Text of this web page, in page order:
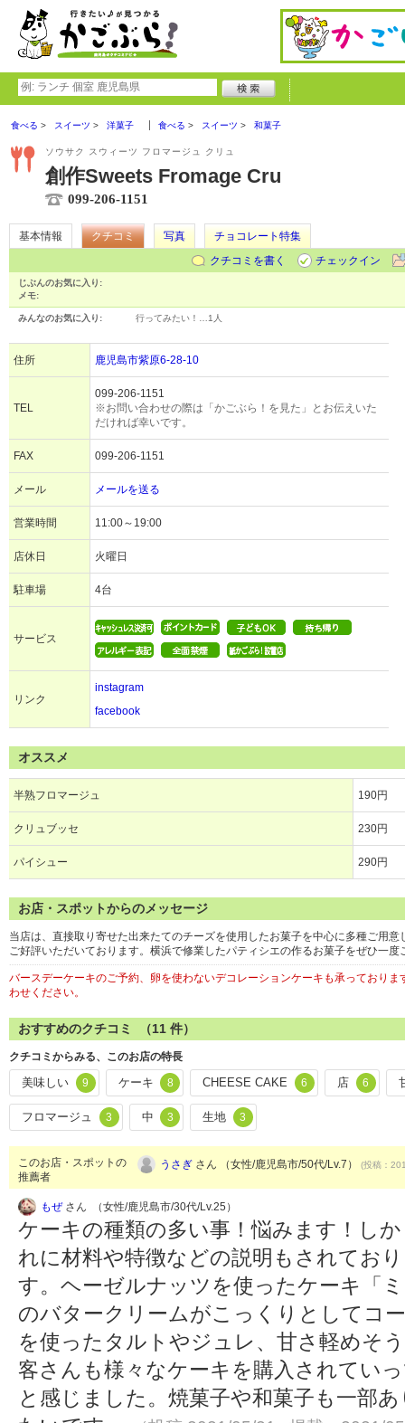
食べる スイーツ 洋菓子 食べる スイーツ 和菓子
ソウサク スウィーツ フロマージュ クリュ
創作Sweets Fromage Cru
099-206-1151
基本情報 クチコミ 写真
チョコレート特集
クチコミを書く
チェックイン
じぶんのお気に入り:
メモ:
みんなのお気に入り: 行ってみたい！… 1人
住所 鹿児島市紫原6-28-10
TEL
099-206-1151
※お問い合わせの際は「かごぶら！を見た」とお伝えいた
だければ幸いです。
FAX 099-206-1151
メール メールを送る
営業時間 11:00～19:00
店休日 火曜日
駐車場 4台
サービス
リンク
instagram
facebook
オススメ
半熟フロマージュ 190円
クリュブッセ 230円
パイシュー 290円
お店・スポットからのメッセージ
当店は、直接取り寄せた出来たてのチーズを使用したお菓子を中心に多種ご用
ご好評いただいております。横浜で修業したパティシエの作るお菓子をぜひ一度
バースデーケーキのご予約、卵を使わないデコレーションケーキも承っており
わせください。
おすすめのクチコミ （11 件）
クチコミからみる、このお店の特長
美味しい 9 ケーキ 8 CHEESE CAKE 6 店 6
フロマージュ 3 中 3 生地 3
このお店・スポットの
推薦者
うさぎ さん （女性/鹿児島市/50代/Lv.7） (投稿：
もぜさん （女性/鹿児島市/30代/Lv.25）
ケーキの種類の多い事！悩みます！し
れに材料や特徴などの説明もされてお
す。ヘーゼルナッツを使ったケーキ「
のバタークリームがこっくりとしてコ
を使ったタルトやジュレ、甘さ軽めそ
客さんも様々なケーキを購入されてい
と感じました。焼菓子や和菓子も一部